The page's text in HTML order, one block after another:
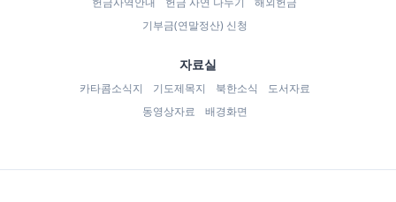
기부금(연말정산) 신청
자료실
카타콤소식지 기도제목지 북한소식
도서자료
동영상자료
배경화면